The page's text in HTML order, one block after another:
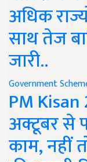
अधिक
साथ तेज
जारी..
Government
PM
अक्टूबर से
काम, नहीं